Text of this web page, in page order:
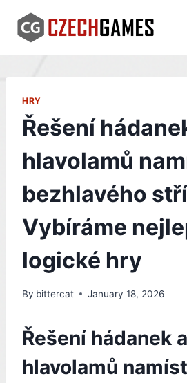
content
HRY
Řešení
hlavolamů
bezhlavého
Vybíráme
logické hry
By bittercat January 18, 2026
Řešení hádanek a
hlavolamů